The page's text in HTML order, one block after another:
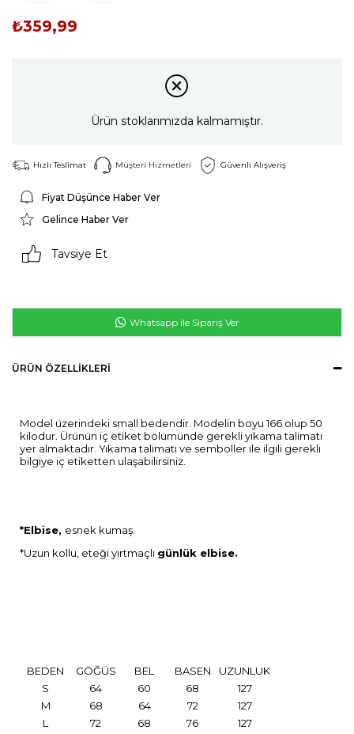
₺359,99
Ürün stoklarımızda kalmamıştır.
Hızlı Teslimat Müşteri Hizmetleri Güvenli Alışveriş
Fiyat Düşünce Haber Ver
Gelince Haber Ver
Tavsiye Et
Whatsapp ile Sipariş Ver
ÜRÜN ÖZELLIKLERI
Model üzerindeki small bedendir. Modelin boyu 166 olup 50
kilodur. Ürünün iç etiket bölümünde gerekli yıkama talimatı
yer almaktadır. Yıkama talimatı ve semboller ile ilgili gerekli
bilgiye iç etiketten ulaşabilirsiniz.
*Elbise, esnek kumaş.
*Uzun kollu, eteği yırtmaçlı günlük elbise.
BEDEN GÖĞÜS BEL BASEN
UZUNLUK
S
64 60 68
127
M
68 64 72
127
L
72 68 76 127